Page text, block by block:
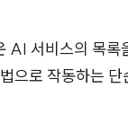
AI 서비스의 목록
으로 작동하는